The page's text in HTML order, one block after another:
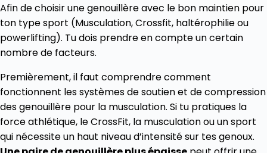
Afin de choisir une genouillère avec le bon maintien pour
ton type sport (Musculation, Crossfit, haltérophilie ou
powerlifting). Tu dois prendre en compte un certain
nombre de facteurs.
Premièrement, il faut comprendre comment
fonctionnent les systèmes de soutien et de compression
des genouillère pour la musculation. Si tu pratiques la
force athlétique, le CrossFit, la musculation ou un sport
qui nécessite un haut niveau d’intensité sur tes genoux.